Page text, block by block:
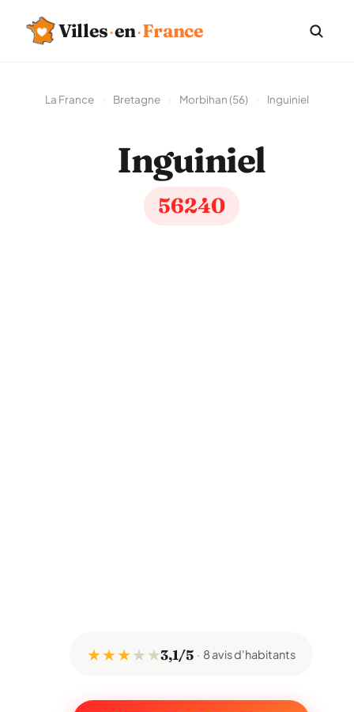
Villes·en·France
La France Bretagne Morbihan (56) Inguiniel
Inguiniel
56240
★ ★ ★★ ★3,1/5 8 avis d'habitants